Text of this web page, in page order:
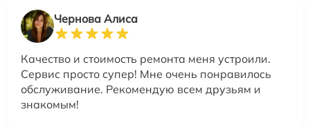
Чернова Алиса
Качество и стоимость ремонта меня устроили.
Сервис просто супер! Мне очень понравилось
обслуживание. Рекомендую всем друзьям и
знакомым!